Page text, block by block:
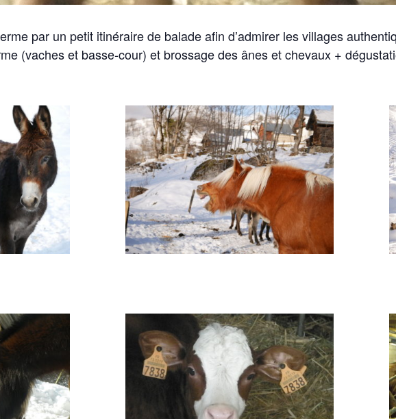
par un petit itinéraire de balade afin d’admirer les villages
(vaches et basse-cour) et brossage des ânes et chevaux +